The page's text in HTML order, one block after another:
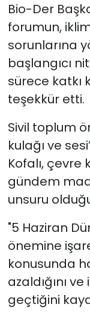
Bio-Der
forumun,
sorunlarına
başlangıcı
sürece katkı
teşekkür etti.
Sivil toplum
kulağı ve
Kofalı, çevre
gündem
unsuru
"5 Haziran
önemine
konusunda
azaldığını
geçtiğini